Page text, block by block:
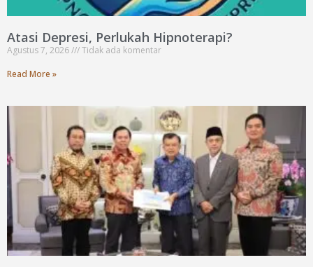
Atasi Depresi, Perlukah Hipnoterapi?
Agustus 7, 2026
Tidak ada komentar
Read More »